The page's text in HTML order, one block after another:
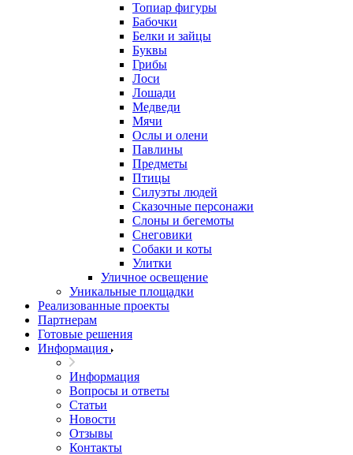
Топиар фигуры
Бабочки
Белки и зайцы
Буквы
Грибы
Лоси
Лошади
Медведи
Мячи
Ослы и олени
Павлины
Предметы
Птицы
Силуэты людей
Сказочные персонажи
Слоны и бегемоты
Снеговики
Собаки и коты
Улитки
Уличное освещение
Уникальные площадки
Реализованные проекты
Партнерам
Готовые решения
Информация
Информация
Вопросы и ответы
Статьи
Новости
Отзывы
Контакты